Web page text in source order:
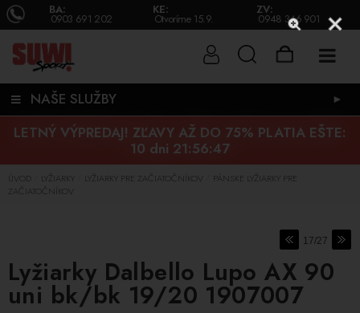
BA:
0903 691 202
KE:
Otvoríme 15.9.
ZV:
0948 346 901
NAŠE SLUŽBY ►
LETNÝ VÝPREDAJ! ZĽAVY AŽ DO 75% PLATIA EŠTE:
10 dni 21:56:46
ÚVOD LYŽIARKY LYŽIARKY PRE ZAČIATOČNÍKOV
PÁNSKE LYŽIARKY PRE
ZAČIATOČNÍKOV
17/27
Lyžiarky Dalbello Lupo AX 90
uni bk/bk 19/20 1907007